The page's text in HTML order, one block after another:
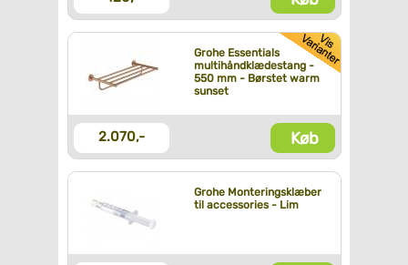
Grohe Essentials
multihåndklædestang -
550 mm - Børstet warm
sunset
2.070,- Køb
Grohe Monteringsklæber
til accessories - Lim